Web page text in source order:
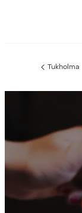
Edellinen
Tukholma